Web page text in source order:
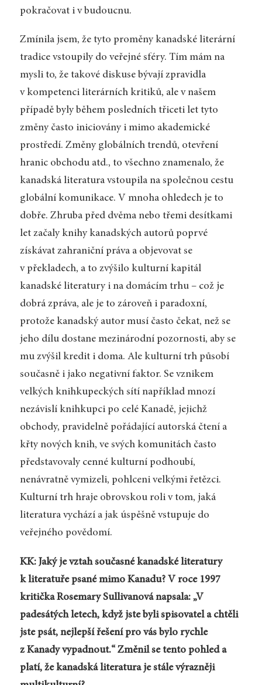
pokračovat i v budoucnu.
Zmínila jsem, že tyto proměny kanadské literární
tradice vstoupily do veřejné sféry. Tím mám na
mysli to, že takové diskuse bývají zpravidla
v kompetenci literárních kritiků, ale v našem
případě byly během posledních třiceti let tyto
změny často iniciovány i mimo akademické
prostředí. Změny globálních trendů, otevření
hranic obchodu atd., to všechno znamenalo, že
kanadská literatura vstoupila na společnou cestu
globální komunikace. V mnoha ohledech je to
dobře. Zhruba před dvěma nebo třemi desítkami
let začaly knihy kanadských autorů poprvé
získávat zahraniční práva a objevovat se
v překladech, a to zvýšilo kulturní kapitál
kanadské literatury i na domácím trhu – což je
dobrá zpráva, ale je to zároveň i paradoxní,
protože kanadský autor musí často čekat, než se
jeho dílu dostane mezinárodní pozornosti, aby se
mu zvýšil kredit i doma. Ale kulturní trh působí
současně i jako negativní faktor. Se vznikem
velkých knihkupeckých sítí například mnozí
nezávislí knihkupci po celé Kanadě, jejichž
obchody, pravidelně pořádající autorská čtení a
křty nových knih, ve svých komunitách často
představovaly cenné kulturní podhoubí,
nenávratně vymizeli, pohlceni velkými řetězci.
Kulturní trh hraje obrovskou roli v tom, jaká
literatura vychází a jak úspěšně vstupuje do
veřejného povědomí.
KK: Jaký je vztah současné kanadské literatury
k literatuře psané mimo Kanadu? V roce 1997
kritička Rosemary Sullivanová napsala: „V
padesátých letech, když jste byli spisovatel a chtěli
jste psát, nejlepší řešení pro vás bylo rychle
z Kanady vypadnout.“ Změnil se tento pohled a
platí, že kanadská literatura je stále výrazněji